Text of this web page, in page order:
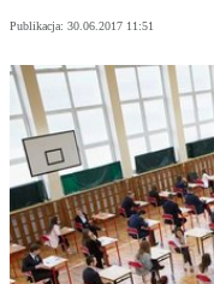
Publikacja: 30.06.2017 11:51